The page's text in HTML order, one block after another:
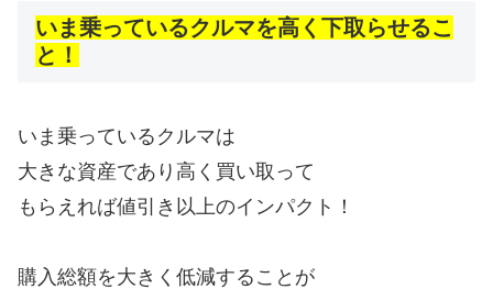
いま乗っているクルマを高く下取らせるこ
と！
いま乗っているクルマは
大きな資産であり高く買い取って
もらえれば値引き以上のインパクト！
購入総額を大きく低減することが